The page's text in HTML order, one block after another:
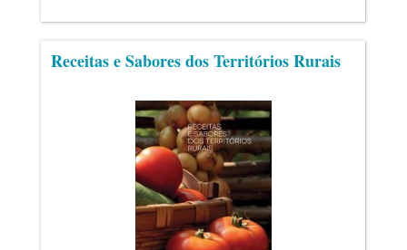
Receitas e Sabores dos Territórios Rurais